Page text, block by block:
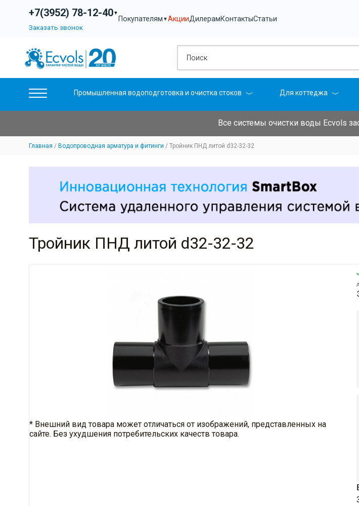
+7(3952) 78-12-40▼
Заказать звонок
Покупателям ▼АкцииДилерамКонтактыСтатьи
Промышленная водоподготовка и очистка стоков Для коттеджа
Все системы очистки воды Ecvols
Главная Водопроводная арматура и фитинги Тройник ПНД литой d32-32-32
Тройник ПНД литой d32-32-32
* Внешний вид товара может отличаться от изображений, представленных на
сайте. Без ухудшения потребительских качеств товара.